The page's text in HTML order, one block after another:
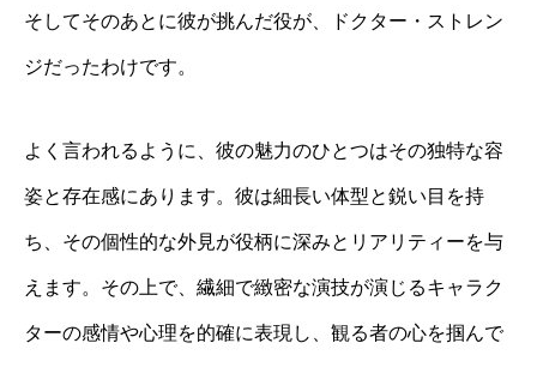
そしてそのあとに彼が挑んだ役が、ドクター・ストレン
ジだったわけです。
よく言われるように、彼の魅力のひとつはその独特な容
姿と存在感にあります。彼は細長い体型と鋭い目を持
ち、その個性的な外見が役柄に深みとリアリティーを与
えます。その上で、繊細で緻密な演技が演じるキャラク
ターの感情や心理を的確に表現し、観る者の心を掴んで